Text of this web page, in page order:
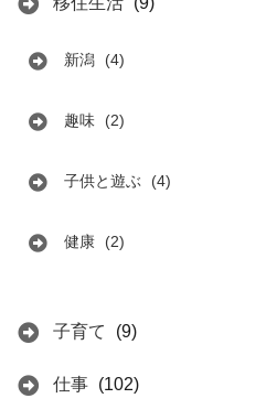
新潟 (4)
趣味 (2)
子供と遊ぶ (4)
健康 (2)
子育て (9)
仕事 (102)